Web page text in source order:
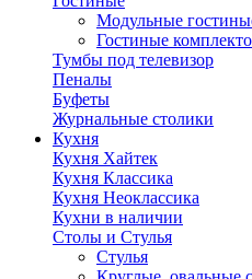
Модульные
Гостиные
Тумбы под телевизор
Пеналы
Буфеты
Журнальные столики
Кухня
Кухня Хайтек
Кухня Классика
Кухня Неоклассика
Кухни в наличии
Столы и Стулья
Стулья